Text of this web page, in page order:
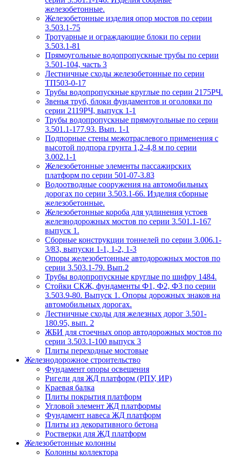
железобетонные.
Железобетонные изделия опор мостов по серии
3.503.1-75
Тротуарные и ограждающие блоки по серии
3.503.1-81
Прямоугольные водопропускные трубы по серии
3.501-104, часть 3
Лестничные сходы железобетонные по серии
ТП503-0-17
Трубы водопропускные круглые по серии 2175РЧ.
Звенья труб, блоки фундаментов и оголовки по
серии 2119РЧ, выпуск 1-1
Трубы водопропускные прямоугольные по серии
3.501.1-177.93. Вып. 1-1
Подпорные стены межотраслевого применения с
высотой подпора грунта 1,2-4,8 м по серии
3.002.1-1
Железобетонные элементы пассажирских
платформ по серии 501-07-3.83
Водоотводные сооружения на автомобильных
дорогах по серии 3.503.1-66. Изделия сборные
железобетонные.
Железобетонные короба для удлинения устоев
железнодорожных мостов по серии 3.501.1-167
выпуск 1.
Сборные конструкции тоннелей по серии 3.006.1-
3/83, выпуски 1-1, 1-2, 1-3
Опоры железобетонные автодорожных мостов по
серии 3.503.1-79. Вып.2
Трубы водопропускные круглые по шифру 1484.
Стойки СКЖ, фундаменты Ф1, Ф2, Ф3 по серии
3.503.9-80. Выпуск 1. Опоры дорожных знаков на
автомобильных дорогах.
Лестничные сходы для железных дорог 3.501-
180.95, вып. 2
ЖБИ для стоечных опор автодорожных мостов по
серии 3.503.1-100 выпуск 3
Плиты переходные мостовые
Железнодорожное строительство
Фундамент опоры освещения
Ригели для ЖД платформ (РПУ, ИР)
Краевая балка
Плиты покрытия платформ
Угловой элемент ЖД платформы
Фундамент навеса ЖД платформ
Плиты из декоративного бетона
Ростверки для ЖД платформ
Железобетонные колонны
Колонны коллектора